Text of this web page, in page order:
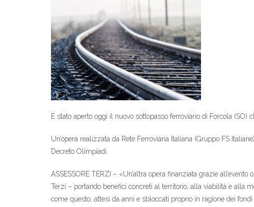
È stato aperto oggi il nuovo sottopasso ferroviario di Forcola (SO)
Un’opera realizzata da Rete Ferroviaria Italiana (Gruppo FS
Decreto Olimpiadi.
ASSESSORE TERZI – «Un’altra opera finanziata grazie
Terzi – portando benefici concreti al territorio, alla viabilità e alla
come questo, attesi da anni e sbloccati proprio in ragione dei